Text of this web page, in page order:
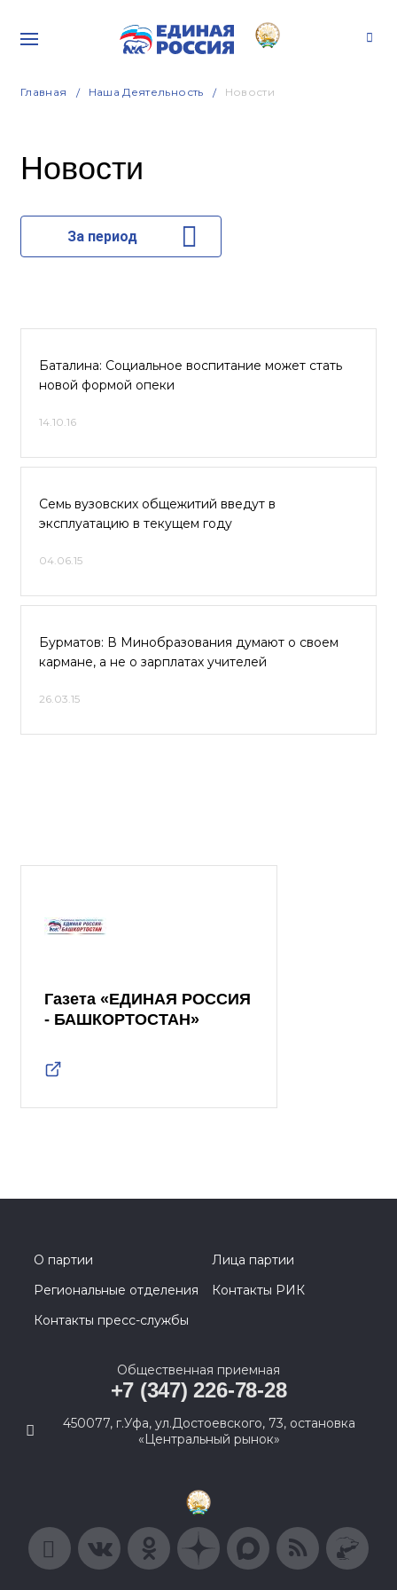
Главная Наша Деятельность Новости
Новости
За период
Баталина: Социальное воспитание может стать
новой формой опеки
14.10.16
Семь вузовских общежитий введут в
эксплуатацию в текущем году
04.06.15
Бурматов: В Минобразования думают о своем
кармане, а не о зарплатах учителей
26.03.15
Газета «ЕДИНАЯ РОССИЯ
- БАШКОРТОСТАН»
О партии
Лица партии
Региональные отделения
Контакты РИК
Контакты пресс-службы
Общественная приемная
+7 (347) 226-78-28
450077, г.Уфа, ул.Достоевского, 73, остановка
«Центральный рынок»